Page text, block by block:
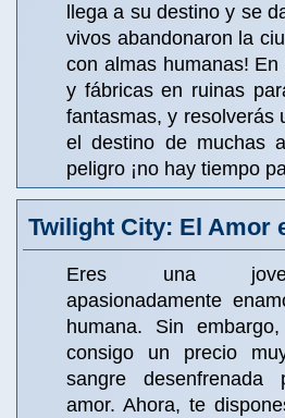
llega a su destino y se
vivos abandonaron la
con almas humanas!
y fábricas en ruinas
fantasmas, y resolverás
el destino de muchas
peligro ¡no hay tiempo
Twilight City: El Amor
Eres una
apasionadamente
humana. Sin
consigo un precio
sangre desenfrenada
amor. Ahora, te